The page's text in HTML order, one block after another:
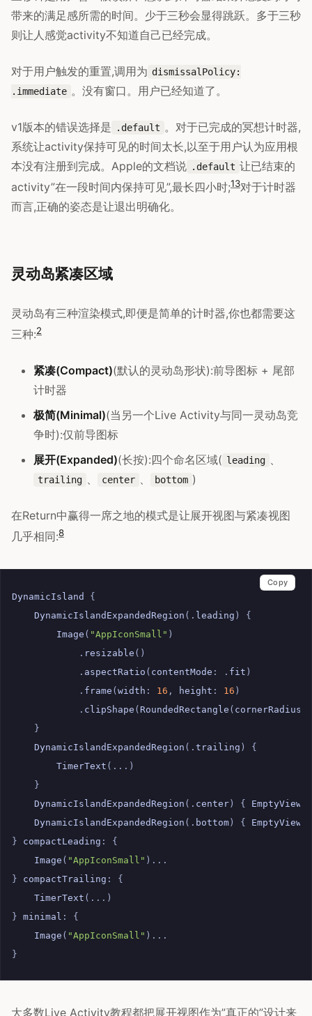
带来的满足感所需的时间。少于三秒会显得跳跃。多于三秒
则让人感觉activity不知道自己已经完成。
对于用户触发的重置,调用为 dismissalPolicy:
.immediate 。没有窗口。用户已经知道了。
v1版本的错误选择是 .default 。对于已完成的冥想计时器,
系统让activity保持可见的时间太长,以至于用户认为应用根
本没有注册到完成。Apple的文档说 .default 让已结束的
activity”在一段时间内保持可见”,最长四小时;13对于计时器
而言,正确的姿态是让退出明确化。
灵动岛紧凑区域
灵动岛有三种渲染模式,即便是简单的计时器,你也都需要这
三种:2
紧凑(Compact)(默认的灵动岛形状):前导图标 + 尾部
计时器
极简(Minimal)(当另一个Live Activity与同一灵动岛竞
争时):仅前导图标
展开(Expanded)(长按):四个命名区域( leading 、
trailing 、 center 、 bottom )
在Return中赢得一席之地的模式是让展开视图与紧凑视图
几乎相同:8
DynamicIsland
{
DynamicIslandExpandedRegion (. leading )
{
Image ( "AppIconSmall" )
. resizable ()
. aspectRatio ( contentMode : . fit )
. frame (width : 16 , height : 16 )
. clipShape ( RoundedRectangle ( cornerRadius
}
DynamicIslandExpandedRegion (. trailing )
{
TimerText (...)
}
DynamicIslandExpandedRegion (. center) { EmptyView
DynamicIslandExpandedRegion (. bottom) { EmptyView
}
compactLeading :
{
Image ( "AppIconSmall" )...
}
compactTrailing :
{
TimerText (...)
} minimal :
{
Image ( "AppIconSmall" )...
}
Copy
大多数Live Activity教程都把展开视图作为”真正的”设计来